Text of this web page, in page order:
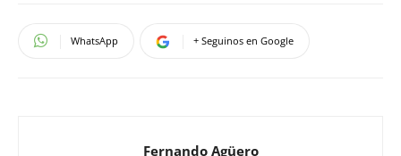
WhatsApp + Seguinos en Google
Fernando Agüero